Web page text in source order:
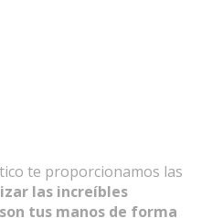
te proporcionamos las
las increíbles
tus manos de forma